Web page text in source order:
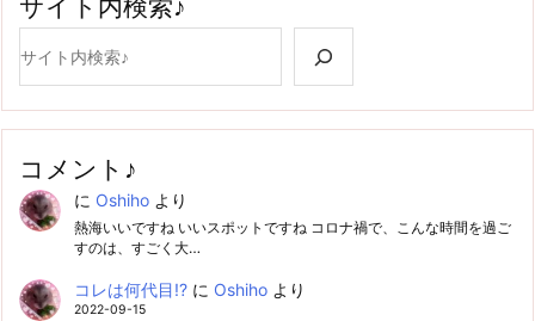
サイト内検索♪
コメント♪
に Oshihoより
熱海いいですね いいスポットですね コロナ禍で、こんな時間を過ご
すのは、すごく大…
コレは何代目!?に Oshihoより
2022-09-15